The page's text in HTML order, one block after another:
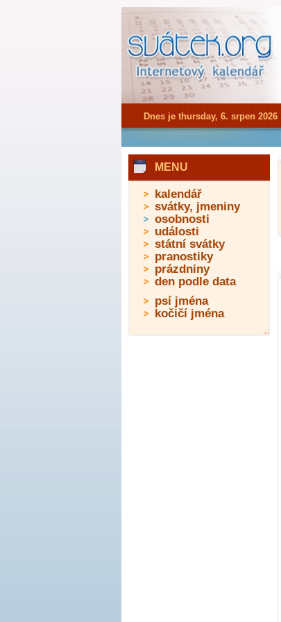
MENU
kalendář
svátky, jmeniny
osobnosti
události
státní svátky
pranostiky
prázdniny
den podle data
psí jména
kočičí jména
Dnes je thursday, 6. srpen 2026